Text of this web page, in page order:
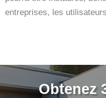
entreprises, les
Obtenez